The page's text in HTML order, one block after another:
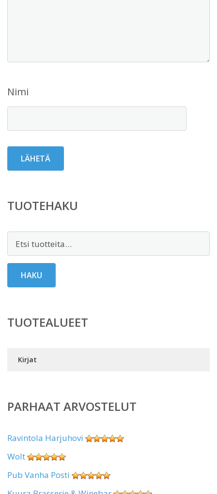
Nimi
TUOTEHAKU
HAKU
TUOTEALUEET
Kirjat
PARHAAT ARVOSTELUT
Ravintola Harjuhovi
Wolt
Pub Vanha Posti